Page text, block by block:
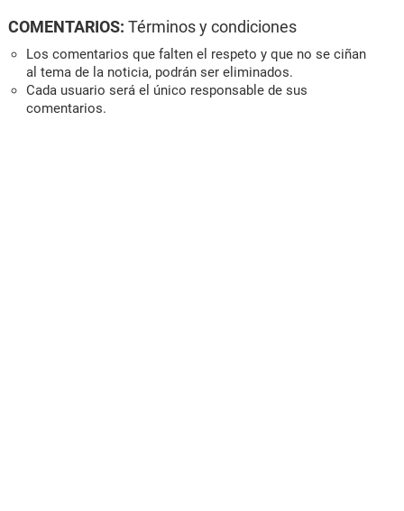
COMENTARIOS: Términos y condiciones
Los comentarios que falten el respeto y que no se ciñan
al tema de la noticia, podrán ser eliminados.
Cada usuario será el único responsable de sus
comentarios.